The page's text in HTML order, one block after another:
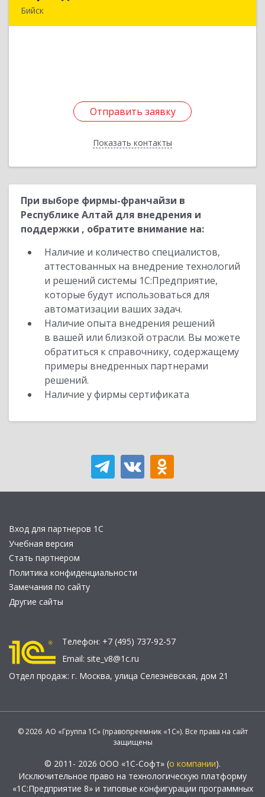
Бийск
Отправить заявку
Показать контакты
Отправить заявку
Назад
При выборе фирмы-франчайзи в
Республике Алтай для внедрения и
поддержки , обратите внимание на:
Наличие и количество специалистов,
аттестованных на внедрение технологий
и решений системы 1С:Предприятие,
которые будут использоваться для
автоматизации ваших задач.
Наличие опыта внедрения решений
в вашей или близкой отрасли. Вы можете
обратиться к справочнику, содержащему
примеры внедренных партнерами
решений.
Наличие у фирмы сертификата
Вход для партнеров 1С
Учебная версия
Стать партнером
Политика конфиденциальности
Замечания по сайту
Другие сайты
Телефон: +7 (495) 737-92-57
Email: site_v8@1c.ru
Отдел продаж: г. Москва, улица Селезнёвская, дом 21
© 2026 АО «Группа 1С» (правопреемник «1С»). Все права на сайт
защищены
© 2011- 2026 ООО «1С-Софт» (о компании).
Исключительное право на технологическую платформу
«1С:Предприятие 8» и типовые конфигурации программных